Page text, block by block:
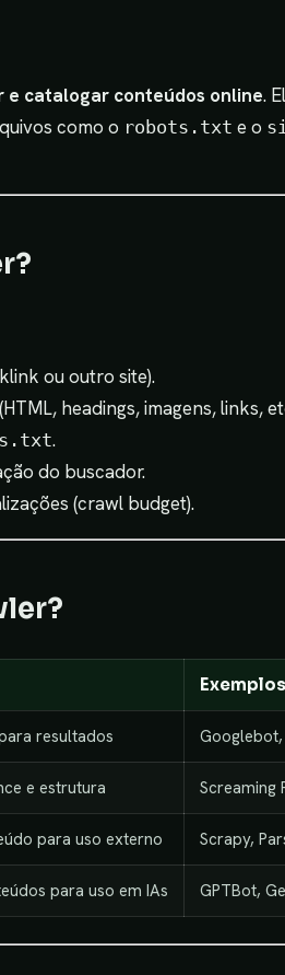
e catalogar conteúdos online.
como o robots.txt e o
ou outro site).
headings, imagens, links,
.
do buscador.
(crawl budget).
Exemplos
resultados
e estrutura Screaming
para uso externo Scrapy,
para uso em IAs GPTBot,